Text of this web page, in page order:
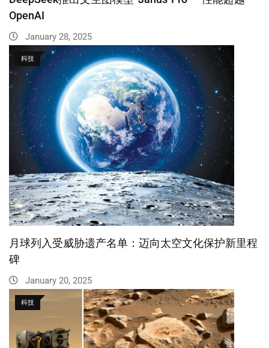
OpenAI
January 28, 2025
科技
月球列入受威胁遗产名单：迈向太空文化保护新里程
碑
January 20, 2025
科技